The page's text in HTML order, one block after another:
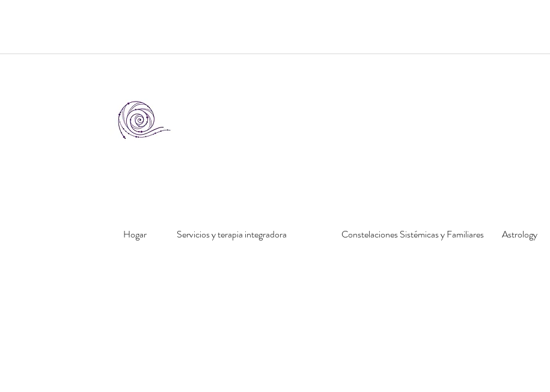
Hogar Servicios y terapia integradora Constelaciones Sistémicas y Familiares Astrology